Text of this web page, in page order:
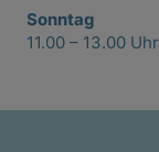
Sonntag
11.00 – 13.00 Uhr